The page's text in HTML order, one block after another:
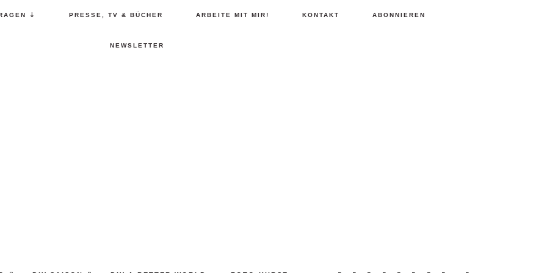
⇣ PRESSE, TV & BÜCHER ARBEITE MIT MIR! KONTAKT ABONNIEREN
NEWSLETTER